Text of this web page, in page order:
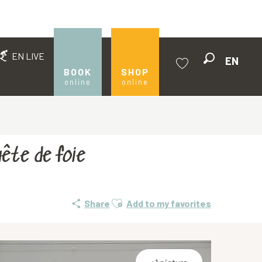
EN LIVE
BOOK
online
SHOP
online
EN
de foie
Share Ajouter aux favoris
Add to my favorites